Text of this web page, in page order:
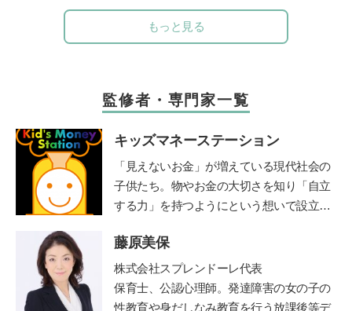
もっと見る
監修者・専門家一覧
キッズマネーステーション
「見えないお金」が増えている現代社会の
子供たち。物やお金の大切さを知り「自立
する力」を持つようにという想いで設立。
や学校などを中心に、お金教育・キャリア
教育の授業や講演を行う。2018年までに11
00件以上の講座実績を持つ。http://www.1ki
nsenkyouiku.com/
藤原美保
株式会社スプレンドーレ代表
保育士、公認心理師。発達障害の女の子の
性教育や身だしなみ教育を行う放課後等デ